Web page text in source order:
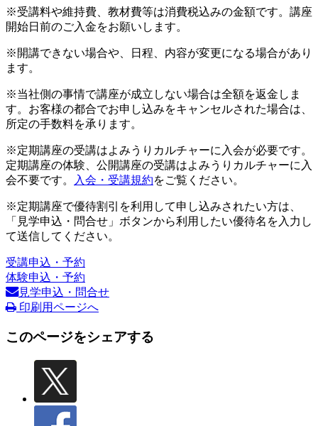
※受講料や維持費、教材費等は消費税込みの金額です。講座
開始日前のご入金をお願いします。
※開講できない場合や、日程、内容が変更になる場合があり
ます。
※当社側の事情で講座が成立しない場合は全額を返金しま
す。お客様の都合でお申し込みをキャンセルされた場合は、
所定の手数料を承ります。
※定期講座の受講はよみうりカルチャーに入会が必要です。
定期講座の体験、公開講座の受講はよみうりカルチャーに入
会不要です。
入会・受講規約をご覧ください。
※定期講座で優待割引を利用して申し込みされたい方は、
「見学申込・問合せ」ボタンから利用したい優待名を入力し
て送信してください。
受講申込・予約
体験申込・予約
見学申込・問合せ
印刷用ページへ
このページをシェアする